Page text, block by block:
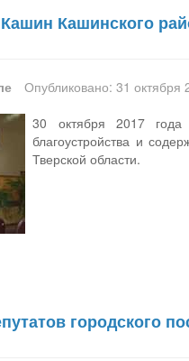
Кашинского
Опубликовано: 31 октября
30 октября 2017
благоустройства и
Тверской области.
городского